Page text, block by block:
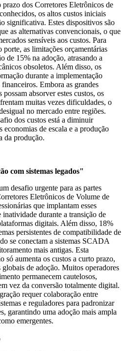
dos Corretores Eletrônicos de
os altos custos iniciais
significativa. Estes dispositivos são
as alternativas convencionais, o que
sensíveis aos custos. Para
porte, as limitações orçamentárias
de 15% na adoção, atrasando a
obsoletos. Além disso, os
durante a implementação
Embora as grandes
absorver estes custos, os
muitas vezes dificuldades, o
no mercado entre regiões.
dos custos está a diminuir
economias de escala e a produção
da produção.
com sistemas legados"
desafio urgente para as partes
Eletrônicos de Volume de
que implantam esses
inatividade durante a transição de
digitais. Além disso, 18%
persistentes de compatibilidade de
se conectam a sistemas SCADA
mais antigas. Esta
só aumenta os custos a curto prazo,
globais de adoção. Muitos operadores
permanecem cautelosos,
vez da conversão totalmente digital.
requer colaboração entre
e reguladores para padronizar
garantindo uma adoção mais ampla
emergentes.